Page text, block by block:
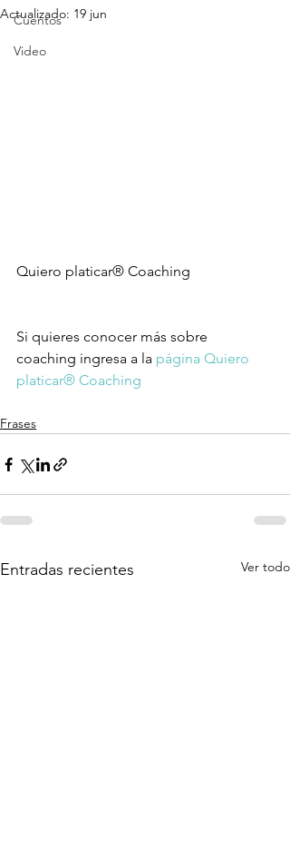
Cuentos
Video
Actualizado: 19 jun
Quiero platicar® Coaching
Si quieres conocer más sobre
coaching ingresa a la página Quiero
platicar® Coaching
Frases
Entradas recientes Ver todo